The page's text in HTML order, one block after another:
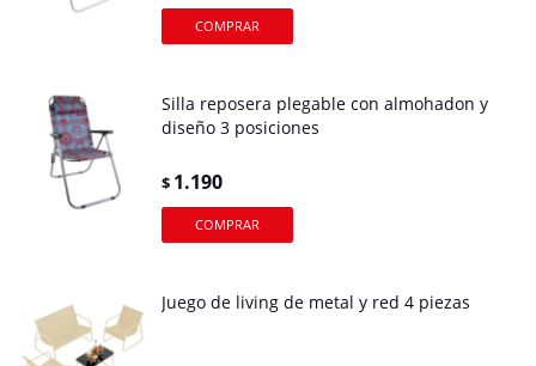
Silla reposera plegable con almohadon y
diseño 3 posiciones
$ 1.190
Juego de living de metal y red 4 piezas